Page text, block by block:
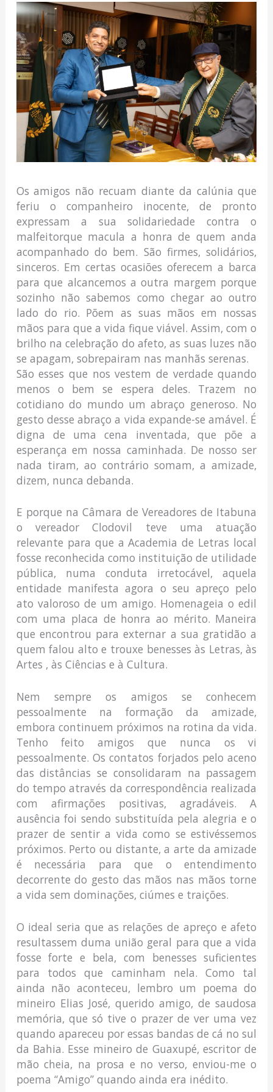
Os amigos não recuam diante da calúnia que
feriu o companheiro inocente, de pronto
expressam a sua solidariedade contra o
malfeitorque macula a honra de quem anda
acompanhado do bem. São firmes, solidários,
sinceros. Em certas ocasiões oferecem a barca
para que alcancemos a outra margem porque
sozinho não sabemos como chegar ao outro
lado do rio. Põem as suas mãos em nossas
mãos para que a vida fique viável. Assim, com o
brilho na celebração do afeto, as suas luzes não
se apagam, sobrepairam nas manhãs serenas.
São esses que nos vestem de verdade quando
menos o bem se espera deles. Trazem no
cotidiano do mundo um abraço generoso. No
gesto desse abraço a vida expande-se amável. É
digna de uma cena inventada, que põe a
esperança em nossa caminhada. De nosso ser
nada tiram, ao contrário somam, a amizade,
dizem, nunca debanda.
E porque na Câmara de Vereadores de Itabuna
o vereador Clodovil teve uma atuação
relevante para que a Academia de Letras local
fosse reconhecida como instituição de utilidade
pública, numa conduta irretocável, aquela
entidade manifesta agora o seu apreço pelo
ato valoroso de um amigo. Homenageia o edil
com uma placa de honra ao mérito. Maneira
que encontrou para externar a sua gratidão a
quem falou alto e trouxe benesses às Letras, às
Artes , às Ciências e à Cultura.
Nem sempre os amigos se conhecem
pessoalmente na formação da amizade,
embora continuem próximos na rotina da vida.
Tenho feito amigos que nunca os vi
pessoalmente. Os contatos forjados pelo aceno
das distâncias se consolidaram na passagem
do tempo através da correspondência realizada
com afirmações positivas, agradáveis. A
ausência foi sendo substituída pela alegria e o
prazer de sentir a vida como se estivéssemos
próximos. Perto ou distante, a arte da amizade
é necessária para que o entendimento
decorrente do gesto das mãos nas mãos torne
a vida sem dominações, ciúmes e traições.
O ideal seria que as relações de apreço e afeto
resultassem duma união geral para que a vida
fosse forte e bela, com benesses suficientes
para todos que caminham nela. Como tal
ainda não aconteceu, lembro um poema do
mineiro Elias José, querido amigo, de saudosa
memória, que só tive o prazer de ver uma vez
quando apareceu por essas bandas de cá no sul
da Bahia. Esse mineiro de Guaxupé, escritor de
mão cheia, na prosa e no verso, enviou-me o
poema “Amigo” quando ainda era inédito.